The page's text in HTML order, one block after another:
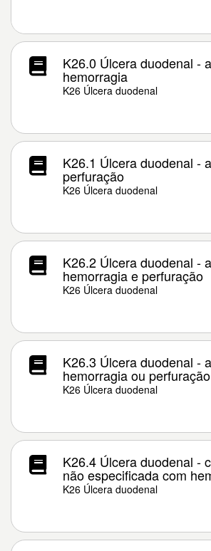
K26.0 Úlcera duodenal -
hemorragia
K26 Úlcera duodenal
K26.1 Úlcera duodenal -
perfuração
K26 Úlcera duodenal
K26.2 Úlcera duodenal -
hemorragia e perfuração
K26 Úlcera duodenal
K26.3 Úlcera duodenal -
hemorragia ou perfuração
K26 Úlcera duodenal
K26.4 Úlcera duodenal -
não especificada com
K26 Úlcera duodenal